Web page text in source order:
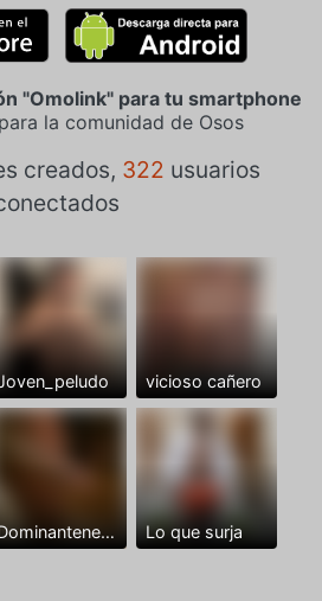
"Omolink" para tu smartphone
la comunidad de Osos
creados, 322 usuarios
vicioso cañero
Dominantenegro ya Lo que surja